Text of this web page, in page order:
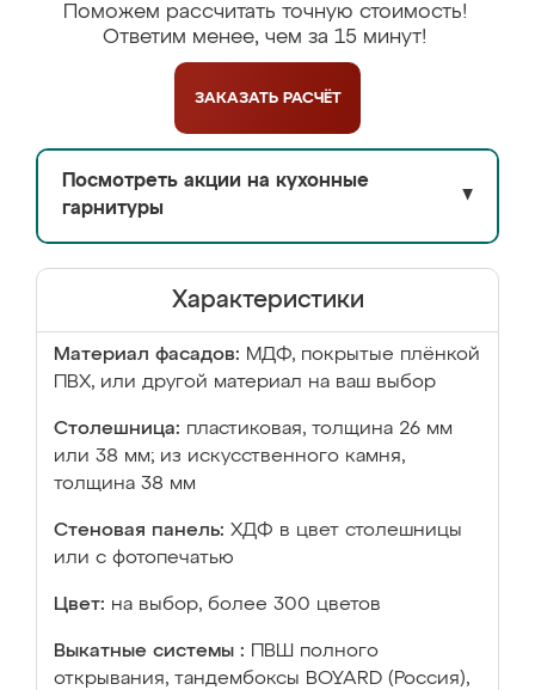
Поможем рассчитать точную стоимость!
Ответим менее, чем за 15 минут!
ЗАКАЗАТЬ РАСЧЁТ
Посмотреть акции на кухонные
гарнитуры
▼
Характеристики
Материал фасадов: МДФ, покрытые плёнкой
ПВХ, или другой материал на ваш выбор
Столешница: пластиковая, толщина 26 мм
или 38 мм; из искусственного камня,
толщина 38 мм
Стеновая панель: ХДФ в цвет столешницы
или с фотопечатью
Цвет: на выбор, более 300 цветов
Выкатные системы :
ПВШ полного
открывания, тандембоксы BOYARD (Россия),